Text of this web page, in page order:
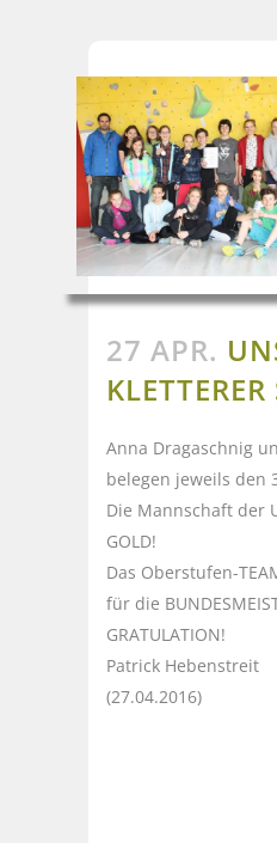
27 APR.
Anna Dragaschnig
belegen jeweils den
Die Mannschaft der
GOLD!
Das Oberstufen-
für die
GRATULATION!
Patrick Hebenstreit
(27.04.2016)